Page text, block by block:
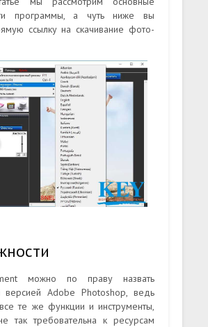
программы, а чуть ниже вы
ссылку на скачивание фото-
можно по праву назвать
версией Adobe Photoshop, ведь
те же функции и инструменты,
так требовательна к ресурсам